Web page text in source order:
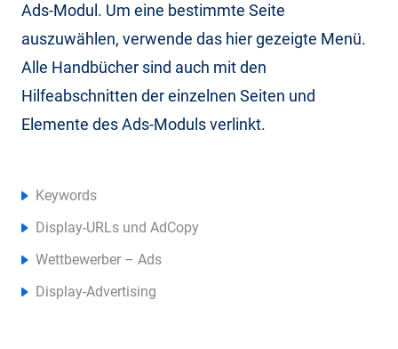
Ads-Modul. Um eine bestimmte Seite
auszuwählen, verwende das hier gezeigte Menü.
Alle Handbücher sind auch mit den
Hilfeabschnitten der einzelnen Seiten und
Elemente des Ads-Moduls verlinkt.
Keywords
Display-URLs und AdCopy
Wettbewerber – Ads
Display-Advertising